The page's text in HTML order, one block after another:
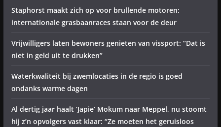
Staphorst maakt zich op voor brullende motoren:
internationale grasbaanraces staan voor de deur
Vrijwilligers laten bewoners genieten van vissport: “Dat is
niet in geld uit te drukken”
Waterkwaliteit bij zwemlocaties in de regio is goed
ondanks warme dagen
Al dertig jaar haalt ‘Japie’ Mokum naar Meppel, nu stoomt
hij z’n opvolgers vast klaar: “Ze moeten het geruisloos